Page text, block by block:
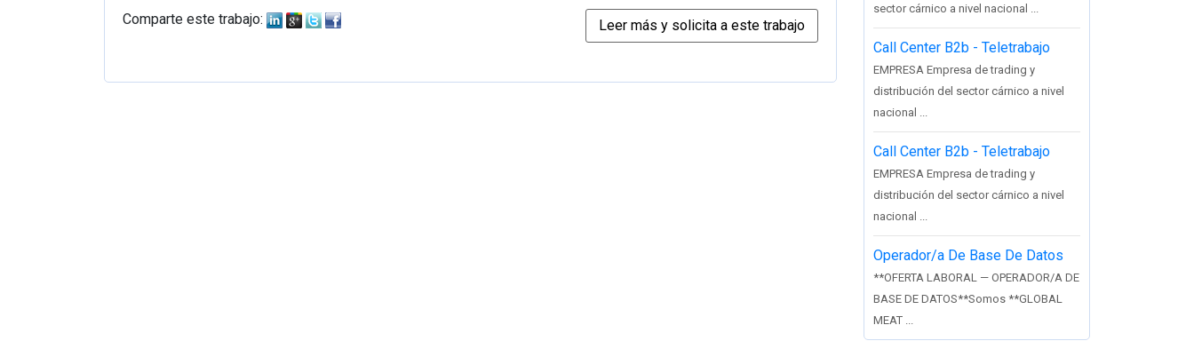
Comparte este trabajo:
sector cárnico a nivel nacional ...
Call Center B2b - Teletrabajo
EMPRESA Empresa de trading y
distribución del sector cárnico a nivel
nacional ...
Call Center B2b - Teletrabajo
EMPRESA Empresa de trading y
distribución del sector cárnico a nivel
nacional ...
Operador/a De Base De Datos
**OFERTA LABORAL — OPERADOR/A DE
BASE DE DATOS**Somos **GLOBAL
MEAT ...